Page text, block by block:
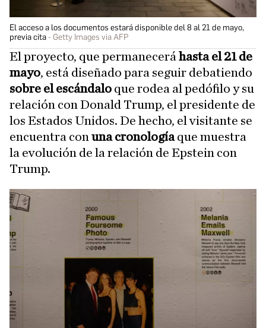
El acceso a los documentos estará disponible del 8 al 21 de mayo,
previa cita
Getty Images via AFP
El proyecto, que permanecerá hasta el 21 de
mayo, está diseñado para seguir debatiendo
sobre el escándalo que rodea al pedófilo y su
relación con Donald Trump, el presidente de
los Estados Unidos. De hecho, el visitante se
encuentra con una cronologíaque muestra
la evolución de la relación de Epstein con
Trump.